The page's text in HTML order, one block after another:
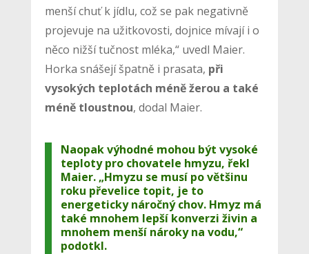
menší chuť k jídlu, což se pak negativně
projevuje na užitkovosti, dojnice mívají i o
něco nižší tučnost mléka,“ uvedl Maier.
Horka snášejí špatně i prasata, při
vysokých teplotách méně žerou a také
méně tloustnou, dodal Maier.
Naopak výhodné mohou být vysoké
teploty pro chovatele hmyzu, řekl
Maier. „Hmyzu se musí po většinu
roku převelice topit, je to
energeticky náročný chov. Hmyz má
také mnohem lepší konverzi živin a
mnohem menší nároky na vodu,“
podotkl.